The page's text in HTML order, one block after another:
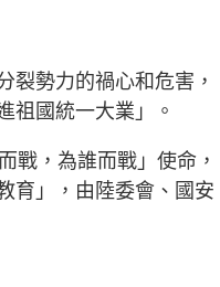
裂勢力的禍心和危害，
祖國統一大業」。
戰，為誰而戰」使命，
育」，由陸委會、國安